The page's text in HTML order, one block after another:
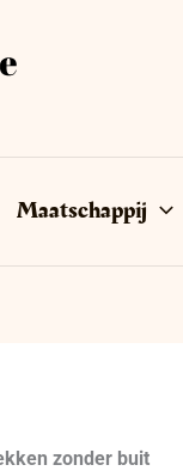
Maatschappij
zonder buit